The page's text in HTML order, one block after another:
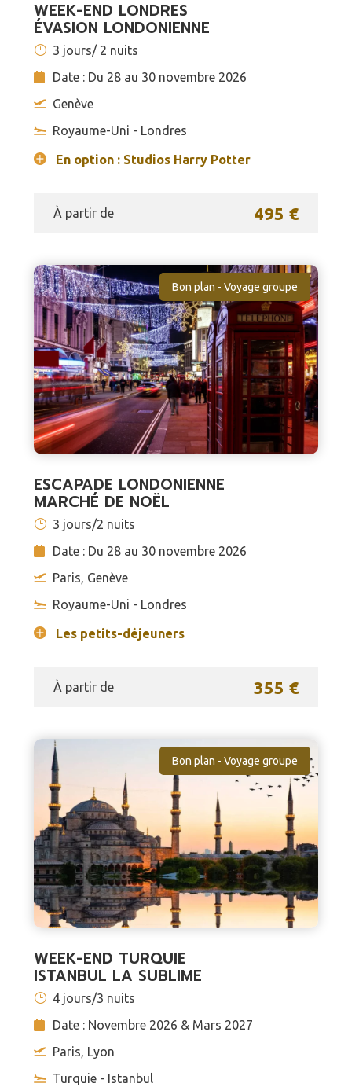
WEEK-END LONDRES
ÉVASION LONDONIENNE
3 jours/ 2 nuits
Date : Du 28 au 30 novembre 2026
Genève
Royaume-Uni - Londres
En option : Studios Harry Potter
À partir de 495 €
Bon plan - Voyage groupe
ESCAPADE LONDONIENNE
MARCHÉ DE NOËL
3 jours/2 nuits
Date : Du 28 au 30 novembre 2026
Paris, Genève
Royaume-Uni - Londres
Les petits-déjeuners
À partir de 355 €
Bon plan - Voyage groupe
WEEK-END TURQUIE
ISTANBUL LA SUBLIME
4 jours/3 nuits
Date : Novembre 2026 & Mars 2027
Paris, Lyon
Turquie - Istanbul